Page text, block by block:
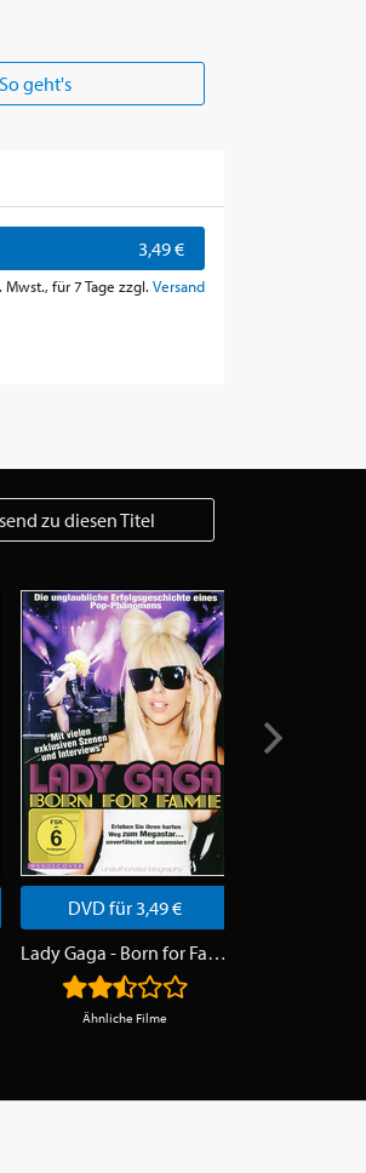
So geht's
3,49 €
Mwst., für 7 Tage zzgl. Versand
zu diesen Titel
DVD für 3,49 €
Lady Gaga - Born for Fame
Ähnliche Filme